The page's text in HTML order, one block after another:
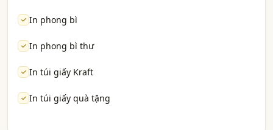
In phong bì
In phong bì thư
In túi giấy Kraft
In túi giấy quà tặng